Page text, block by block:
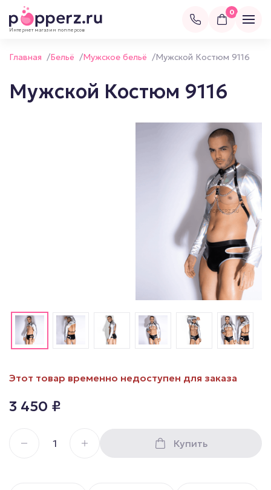
Интернет магазин попперсов
0
Главная /Бельё /Мужское бельё /Мужской Костюм 9116
Мужской Костюм 9116
Этот товар временно недоступен для заказа
3 450 ₽
Купить